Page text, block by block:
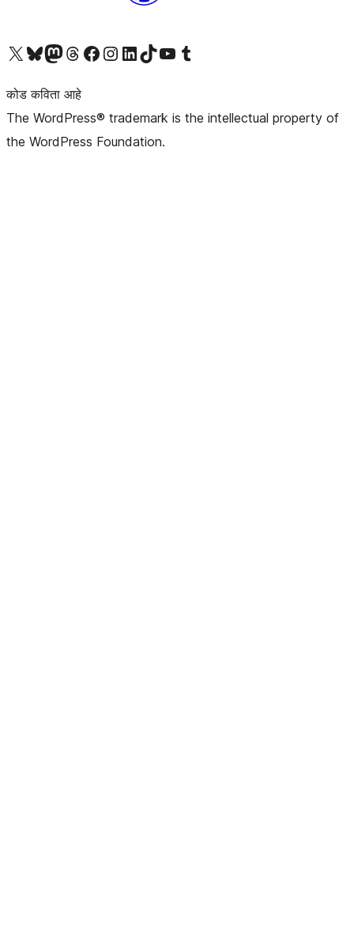
आमच्या X (एक्स) (पूर्वीचे ट्विटर) खात्याला भेट द्या आमच्या ब्लूस्की खात्याला भेट द्या.आमच्या Mastodon खात्याला भेट द्या.आमच्या थ्रेड्स खात्याला भेट द्या. आमच्या फेसबुक पेजला भेट द्या आमच्या इंस्टाग्राम खात्याला भेट द्या आमच्या लिंक्डइन खात्याला भेट द्या आमच्या टिकटॉक अकाउंटला भेट द्या.आमच्या यूट्यूब चॅनेलला भेट द्या आमच्या टंबलर खात्याला भेट द्या.
कोड कविता आहे
The WordPress® trademark is the intellectual property of
the WordPress Foundation.